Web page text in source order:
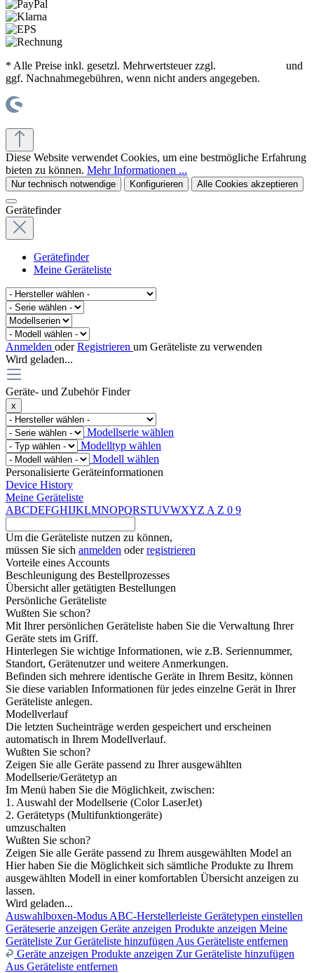
* Alle Preise inkl. gesetzl. Mehrwertsteuer zzgl.
und
ggf. Nachnahmegebühren, wenn nicht anders angegeben.
Diese Website verwendet Cookies, um eine bestmögliche Erfahrung
bieten zu können. Mehr Informationen ...
Nur technisch notwendige Konfigurieren Alle Cookies akzeptieren
Gerätefinder
Gerätefinder
Meine Geräteliste
Anmelden oderRegistrieren um Geräteliste zu verwenden
Wird geladen...
Geräte- und Zubehör Finder
x
Modellserie wählen
Modelltyp wählen
Modell wählen
Personalisierte Geräteinformationen
Device History
Meine Geräteliste
ABCDEFGHIJKLMNOPQRSTUVWXYZ A Z 0 9
Um die Geräteliste nutzen zu können,
müssen Sie sich anmelden oderregistrieren
Vorteile eines Accounts
Beschleunigung des Bestellprozesses
Übersicht aller getätigten Bestellungen
Persönliche Geräteliste
Wußten Sie schon?
Mit Ihrer persönlichen Geräteliste haben Sie die Verwaltung Ihrer
Geräte stets im Griff.
Hinterlegen Sie wichtige Informationen, wie z.B. Seriennummer,
Standort, Gerätenutzer und weitere Anmerkungen.
Befinden sich mehrere identische Geräte in Ihrem Besitz, können
Sie diese variablen Informationen für jedes einzelne Gerät in Ihrer
Geräteliste anlegen.
Modellverlauf
Die letzten Sucheinträge werden gespeichert und erscheinen
automatisch in Ihrem Modellverlauf.
Wußten Sie schon?
Zeigen Sie alle Geräte passend zu Ihrer ausgewählten
Modellserie/Gerätetyp an
Im Menü haben Sie die Möglichkeit, zwischen:
1. Auswahl der Modellserie (Color LaserJet)
2. Gerätetyps (Multifunktiongeräte)
umzuschalten
Wußten Sie schon?
Zeigen Sie alle Geräte passend zu Ihrem ausgewählten Model an
Hier haben Sie die Möglichkeit sich sämtliche Produkte zu Ihrem
ausgewählten Modell in einer komfortablen Übersicht anzeigen zu
lassen.
Wird geladen...
Auswahlboxen-Modus ABC-Herstellerleiste Gerätetypen einstellen
Geräteserie anzeigen Geräte anzeigen Produkte anzeigen Meine
Geräteliste Zur Geräteliste hinzufügen Aus Geräteliste entfernen
Geräte anzeigen Produkte anzeigen Zur Geräteliste hinzufügen
Aus Geräteliste entfernen